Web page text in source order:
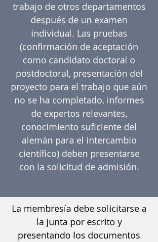
trabajo de otros departamentos
después de un examen
individual. Las pruebas
(confirmación de aceptación
como candidato doctoral o
postdoctoral, presentación del
proyecto para el trabajo que aún
no se ha completado, informes
de expertos relevantes,
conocimiento suficiente del
alemán para el intercambio
científico) deben presentarse
con la solicitud de admisión.
La membresía debe solicitarse a
la junta por escrito y
presentando los documentos